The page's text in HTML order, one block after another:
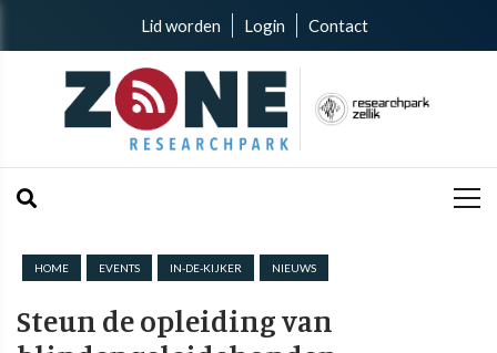
Lid worden Login Contact
HOME EVENTS IN-DE-KIJKER NIEUWS
Steun de opleiding van